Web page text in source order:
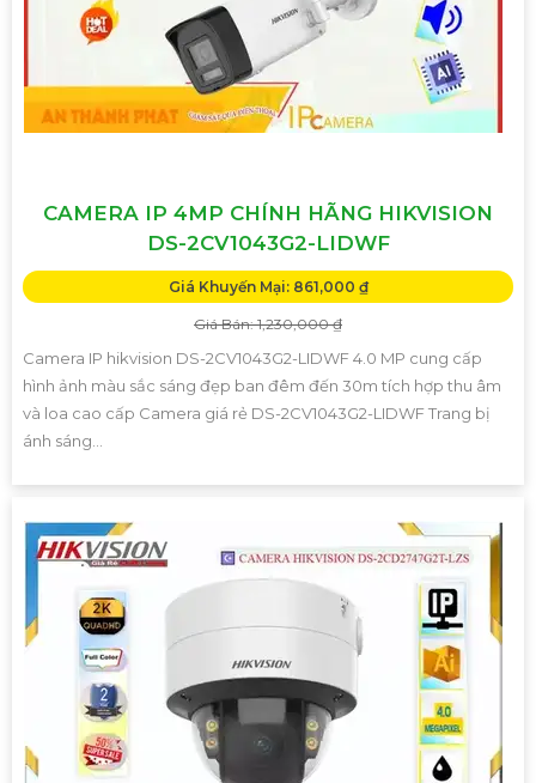
CAMERA IP 4MP CHÍNH HÃNG HIKVISION
DS-2CV1043G2-LIDWF
Giá Khuyến Mại: 861,000 ₫
Giá Bán: 1,230,000 ₫
Camera IP hikvision DS-2CV1043G2-LIDWF 4.0 MP cung cấp
hình ảnh màu sắc sáng đẹp ban đêm đến 30m tích hợp thu âm
và loa cao cấp Camera giá rẻ DS-2CV1043G2-LIDWF Trang bị
ánh sáng...